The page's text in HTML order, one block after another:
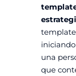
template
una
que